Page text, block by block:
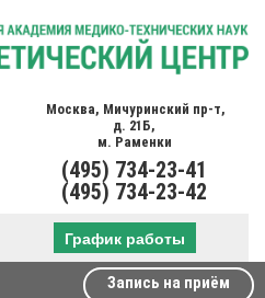
Москва, Мичуринский пр-т,
д. 21Б,
м. Раменки
(495) 734-23-41
(495) 734-23-42
График работы
Запись на приём